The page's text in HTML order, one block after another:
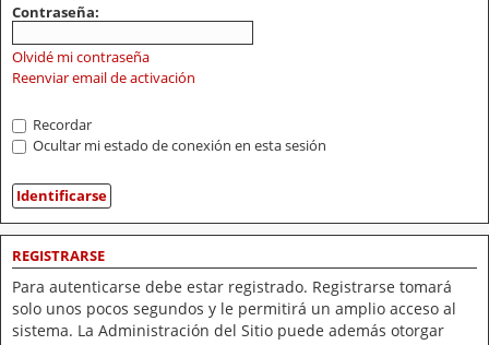
Contraseña:
Olvidé mi contraseña
Reenviar email de activación
Recordar
Ocultar mi estado de conexión en esta sesión
REGISTRARSE
Para autenticarse debe estar registrado. Registrarse tomará
solo unos pocos segundos y le permitirá un amplio acceso al
sistema. La Administración del Sitio puede además otorgar